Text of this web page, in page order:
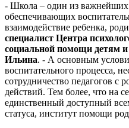
- Школа – один из важнейших
обеспечивающих
взаимодействие ребенка,
специалист Центра
социальной помощи детям
Ильина. - А основным
воспитательного процесса,
сотрудничество педагогов с
действий. Тем более, что на
единственный доступный
статуса, институт помощи